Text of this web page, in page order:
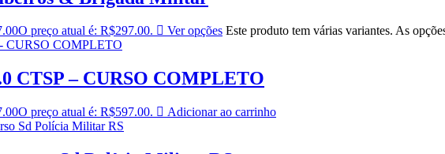
O preço atual é: R$297.00. Ver opções Este produto tem várias variantes. As
CTSP – CURSO COMPLETO
O preço atual é: R$597.00.
Adicionar ao carrinho